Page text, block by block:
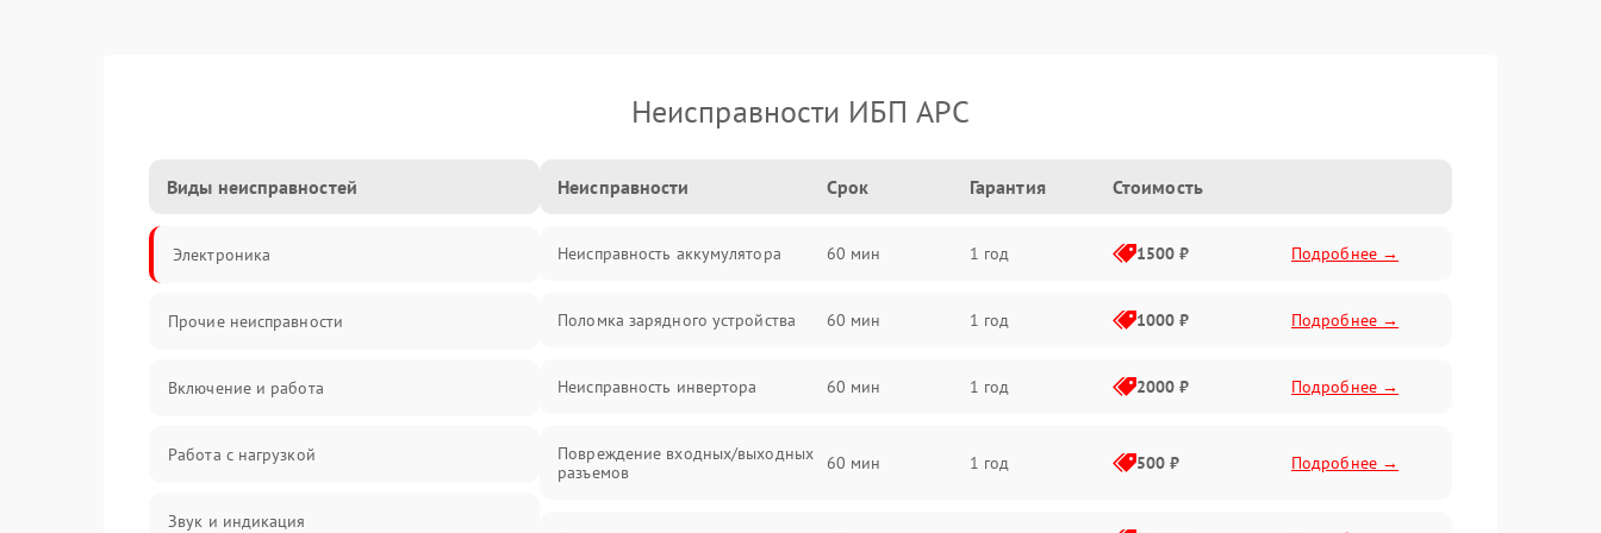
Неисправности ИБП APC
Виды неисправностей
Электроника
Прочие неисправности
Включение и работа
Работа с нагрузкой
Звук и индикация
Неисправности Срок Гарантия Стоимость
Неисправность аккумулятора 60 мин 1 год 1500 ₽ Подробнее →
Поломка зарядного устройства 60 мин 1 год 1000 ₽ Подробнее →
Неисправность инвертора 60 мин 1 год 2000 ₽ Подробнее →
Повреждение входных/выходных
разъемов
60 мин 1 год 500 ₽ Подробнее →